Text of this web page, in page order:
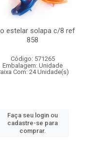
estelar solapa c/8 ref
858
Código: 571265
Embalagem: Unidade
Com: 24 Unidade(s)
Faça seu login ou
cadastre-se para
comprar.